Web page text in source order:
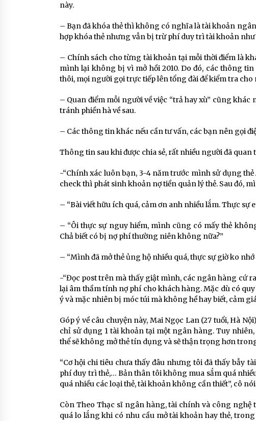
này.
– Bạn đã khóa thẻ thì không có nghĩa là tài khoản
hợp khóa thẻ nhưng vẫn bị trừ phí duy trì tài khoản
– Chính sách cho từng tài khoản tại mỗi thời điểm là
mình lại không bị vì mở hồi 2010. Do đó, các thông
thôi, mọi người gọi trực tiếp lên tổng đài để kiểm tra cho
– Quan điểm mỗi người về việc “trả hay xù” cũng
tránh phiền hà về sau.
– Các thông tin khác nếu cần tư vấn, các bạn nên gọi
Thông tin sau khi được chia sẻ, rất nhiều người đã quan
-“Chính xác luôn bạn, 3-4 năm trước mình sử dụng
check thì phát sinh khoản nợ tiền quản lý thẻ. Sau đó,
– “Bài viết hữu ích quá, cảm ơn anh nhiều lắm. Thực sự
– “Ôi thực sự nguy hiểm, mình cũng có mấy thẻ
Chả biết có bị nợ phí thường niên không nữa?”
– “Mình đã mở thẻ ủng hộ nhiều quá, thực sự giờ ko
-“Đọc post trên mà thấy giật mình, các ngân hàng cứ
lại âm thầm tính nợ phí cho khách hàng. Mặc dù có
ý và mặc nhiên bị móc túi mà không hề hay biết, cảm
Góp ý về câu chuyện này, Mai Ngọc Lan (27 tuổi, Hà
chỉ sử dụng 1 tài khoản tại một ngân hàng. Tuy
thể sẽ không mở thẻ tín dụng và sẽ thận trọng hơn
“Cơ hội chi tiêu chưa thấy đâu nhưng tôi đã thấy bẫy
phí duy trì thẻ,… Bản thân tôi không mua sắm quá
quá nhiều các loại thẻ, tài khoản không cần thiết”, cô
Còn Theo Thạc sĩ ngân hàng, tài chính và công
quá lo lắng khi có nhu cầu mở tài khoản hay thẻ,